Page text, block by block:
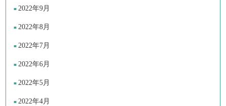
2022年9月
2022年8月
2022年7月
2022年6月
2022年5月
2022年4月